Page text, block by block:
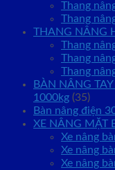
Thang
Thang
THANG NÂNG
Thang
Thang
Thang
BÀN NÂNG
1000kg (35)
Bàn nâng điện
XE NÂNG MẶT
Xe nâng
Xe nâng
Xe nâng